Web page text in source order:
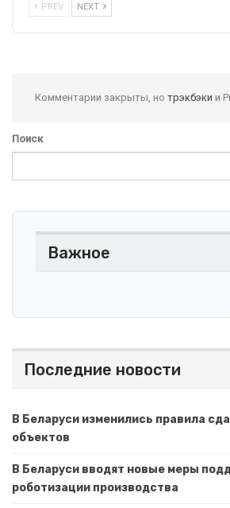
PREV NEXT
Комментарии закрыты, но трэкбэки и
Поиск
Важное
Последние новости
В Беларуси изменились правила
объектов
В Беларуси вводят новые меры
роботизации производства